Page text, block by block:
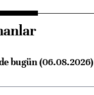
bugün (06.08.2026)